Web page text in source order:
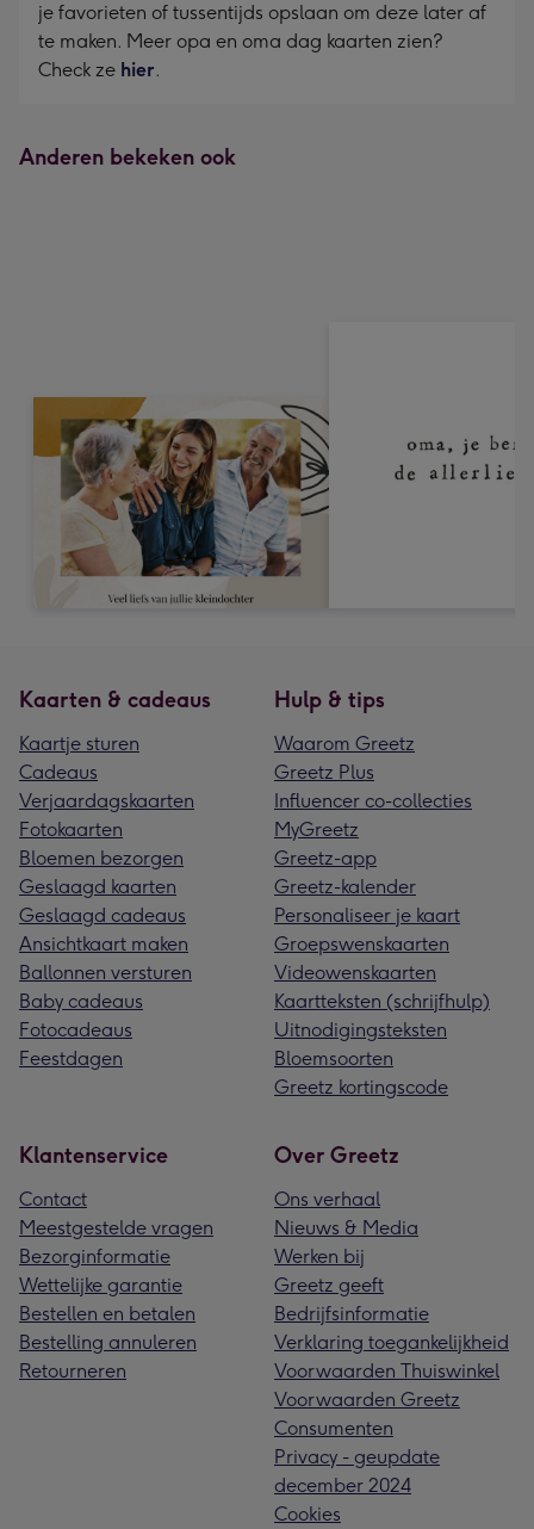
je favorieten of tussentijds opslaan om deze later af
te maken. Meer opa en oma dag kaarten zien?
Check ze hier.
Anderen bekeken ook
Kaarten & cadeaus
Kaartje sturen
Cadeaus
Verjaardagskaarten
Fotokaarten
Bloemen bezorgen
Geslaagd kaarten
Geslaagd cadeaus
Ansichtkaart maken
Ballonnen versturen
Baby cadeaus
Fotocadeaus
Feestdagen
Hulp & tips
Waarom Greetz
Greetz Plus
Influencer co-collecties
MyGreetz
Greetz-app
Greetz-kalender
Personaliseer je kaart
Groepswenskaarten
Videowenskaarten
Kaartteksten (schrijfhulp)
Uitnodigingsteksten
Bloemsoorten
Greetz kortingscode
Klantenservice
Contact
Meestgestelde vragen
Bezorginformatie
Wettelijke garantie
Bestellen en betalen
Bestelling annuleren
Retourneren
Over Greetz
Ons verhaal
Nieuws & Media
Werken bij
Greetz geeft
Bedrijfsinformatie
Verklaring toegankelijkheid
Voorwaarden Thuiswinkel
Voorwaarden Greetz
Consumenten
Privacy - geupdate
december 2024
Cookies